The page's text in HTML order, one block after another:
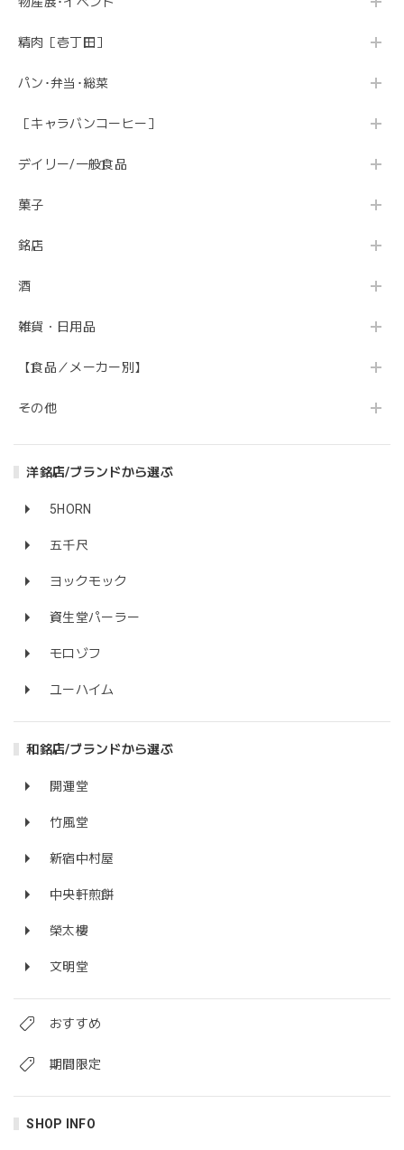
精肉［壱丁田］
パン･弁当･総菜
［キャラバンコーヒー］
デイリー/一般食品
菓子
銘店
酒
雑貨・日用品
【食品／メーカー別】
その他
洋銘店/ブランドから選ぶ
5HORN
五千尺
ヨックモック
資生堂パーラー
モロゾフ
ユーハイム
和銘店/ブランドから選ぶ
開運堂
竹風堂
新宿中村屋
中央軒煎餅
榮太樓
文明堂
おすすめ
期間限定
SHOP INFO